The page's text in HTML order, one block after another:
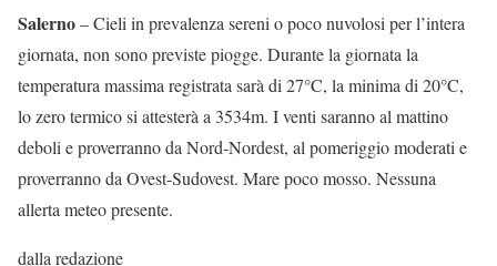
Salerno– Cieli in prevalenza sereni o poco nuvolosi per l’intera
giornata, non sono previste piogge. Durante la giornata la
temperatura massima registrata sarà di 27°C, la minima di 20°C,
lo zero termico si attesterà a 3534m. I venti saranno al mattino
deboli e proverranno da Nord-Nordest, al pomeriggio moderati e
proverranno da Ovest-Sudovest. Mare poco mosso. Nessuna
allerta meteo presente.
dalla redazione